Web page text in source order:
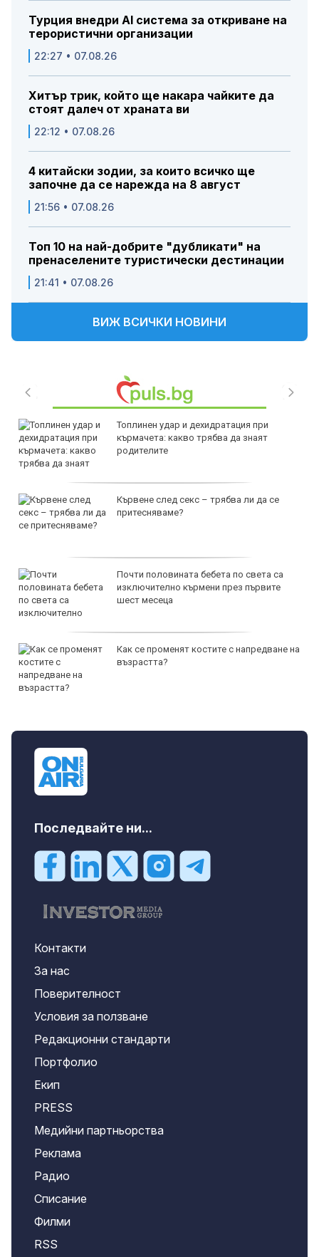
Турция внедри AI система за откриване на
терористични организации
22:27 • 07.08.26
Хитър трик, който ще накара чайките да
стоят далеч от храната ви
22:12 • 07.08.26
4 китайски зодии, за които всичко ще
започне да се нарежда на 8 август
21:56 • 07.08.26
Топ 10 на най-добрите "дубликати" на
пренаселените туристически дестинации
21:41 • 07.08.26
ВИЖ ВСИЧКИ НОВИНИ
Топлинен удар и дехидратация при
кърмачета: какво трябва да знаят
родителите
Кървене след секс – трябва ли да се
притесняваме?
Почти половината бебета по света са
изключително кърмени през първите
шест месеца
Как се променят костите с напредване на
възрастта?
Последвайте ни...
Контакти
За нас
Поверителност
Условия за ползване
Редакционни стандарти
Портфолио
Екип
PRESS
Медийни партньорства
Реклама
Радио
Списание
Филми
RSS